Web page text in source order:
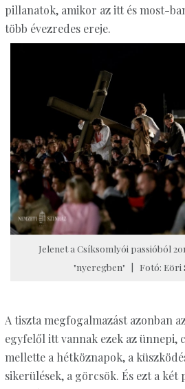
pillanatok, amikor az itt és most-
több évezredes ereje.
Jelenet a Csíksomlyói passióból
"nyeregben" | Fotó: Eöri
A tiszta megfogalmazást azonban
egyfelől itt vannak ezek az ünnepi,
mellette a hétköznapok, a
sikerülések, a görcsök. És ezt a két